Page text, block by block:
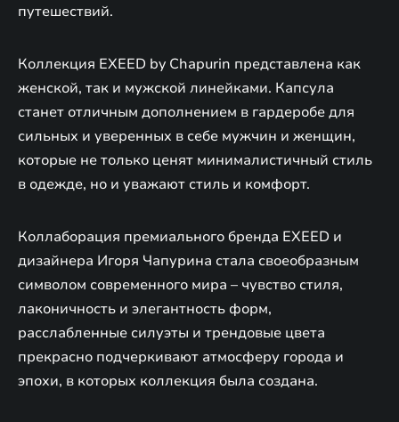
путешествий.
Коллекция EXEED by Chapurin представлена как
женской, так и мужской линейками. Капсула
станет отличным дополнением в гардеробе для
сильных и уверенных в себе мужчин и женщин,
которые не только ценят минималистичный стиль
в одежде, но и уважают стиль и комфорт.
Коллаборация премиального бренда EXEED и
дизайнера Игоря Чапурина стала своеобразным
символом современного мира – чувство стиля,
лаконичность и элегантность форм,
расслабленные силуэты и трендовые цвета
прекрасно подчеркивают атмосферу города и
эпохи, в которых коллекция была создана.